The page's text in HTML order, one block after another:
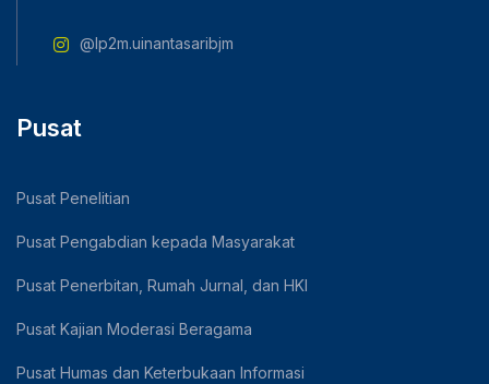
@lp2m.uinantasaribjm
Pusat
Pusat Penelitian
Pusat Pengabdian kepada Masyarakat
Pusat Penerbitan, Rumah Jurnal, dan HKI
Pusat Kajian Moderasi Beragama
Pusat Humas dan Keterbukaan Informasi